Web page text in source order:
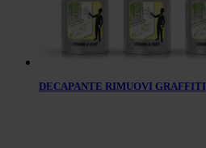
DECAPANTE RIMUOVI GRAFFITI